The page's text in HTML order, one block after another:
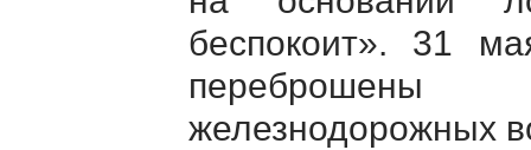
беспокоит». 31
переброшены
железнодорожных